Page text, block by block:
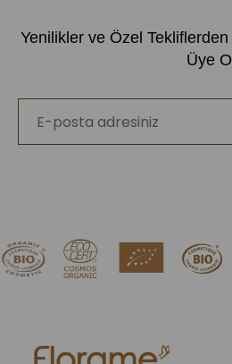
Yenilikler ve Özel
Üye